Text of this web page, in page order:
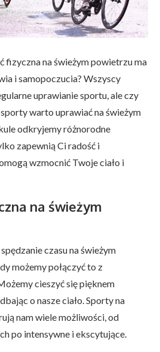
fizyczna na świeżym powietrzu ma
i samopoczucia? Wszyscy
uprawianie sportu, ale czy
sporty warto uprawiać na świeżym
odkryjemy różnorodne
zapewnią Ci radość i
wzmocnić Twoje ciało i
na świeżym
czasu na świeżym
możemy połączyć to z
cieszyć się pięknem
o nasze ciało. Sporty na
nam wiele możliwości, od
po intensywne i ekscytujące.